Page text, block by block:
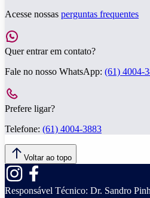
Acesse nossas perguntas frequentes
Quer entrar em contato?
Fale no nosso WhatsApp: (61) 4004-
Prefere ligar?
Telefone: (61) 4004-3883
Voltar ao topo
Responsável Técnico: Dr. Sandro